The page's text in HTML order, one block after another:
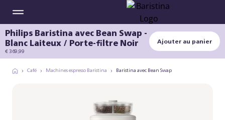
Philips Baristina avec Bean Swap -
Blanc Laiteux / Porte-filtre Noir
€ 369,99
Ajouter au panier
Café Machines espresso Baristina Baristina avec Bean Swap